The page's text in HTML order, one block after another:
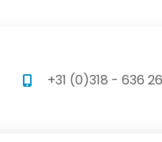
MODELEC MODELEC
+31 (0)318 - 636